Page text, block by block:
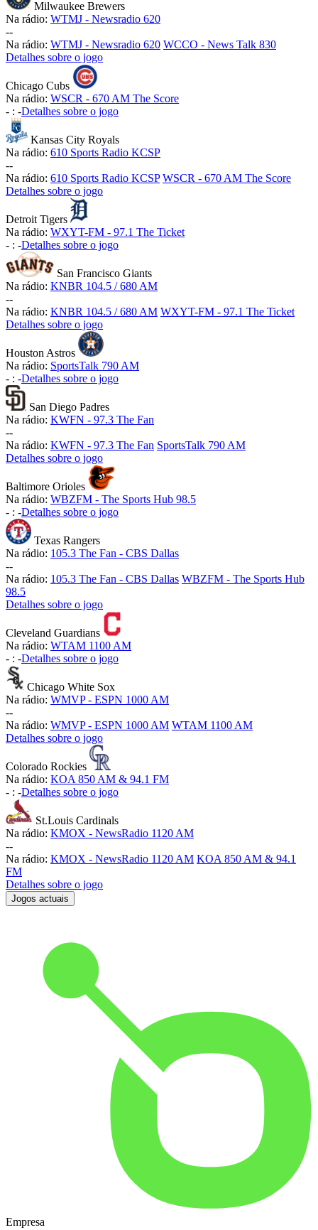
Milwaukee Brewers
Na rádio: WTMJ - Newsradio 620
--
Na rádio: WTMJ - Newsradio 620 WCCO - News Talk 830
Detalhes sobre o jogo
Chicago Cubs
Na rádio: WSCR - 670 AM The Score
- : -Detalhes sobre o jogo
Kansas City Royals
Na rádio: 610 Sports Radio KCSP
--
Na rádio: 610 Sports Radio KCSP WSCR - 670 AM The Score
Detalhes sobre o jogo
Detroit Tigers
Na rádio: WXYT-FM - 97.1 The Ticket
- : -Detalhes sobre o jogo
San Francisco Giants
Na rádio: KNBR 104.5 / 680 AM
--
Na rádio: KNBR 104.5 / 680 AM WXYT-FM - 97.1 The Ticket
Detalhes sobre o jogo
Houston Astros
Na rádio: SportsTalk 790 AM
- : -Detalhes sobre o jogo
San Diego Padres
Na rádio: KWFN - 97.3 The Fan
--
Na rádio: KWFN - 97.3 The Fan SportsTalk 790 AM
Detalhes sobre o jogo
Baltimore Orioles
Na rádio: WBZFM - The Sports Hub 98.5
- : -Detalhes sobre o jogo
Texas Rangers
Na rádio: 105.3 The Fan - CBS Dallas
--
Na rádio: 105.3 The Fan - CBS Dallas WBZFM - The Sports Hub
98.5
Detalhes sobre o jogo
Cleveland Guardians
Na rádio: WTAM 1100 AM
- : -Detalhes sobre o jogo
Chicago White Sox
Na rádio: WMVP - ESPN 1000 AM
--
Na rádio: WMVP - ESPN 1000 AM WTAM 1100 AM
Detalhes sobre o jogo
Colorado Rockies
Na rádio: KOA 850 AM & 94.1 FM
- : -Detalhes sobre o jogo
St.Louis Cardinals
Na rádio: KMOX - NewsRadio 1120 AM
--
Na rádio: KMOX - NewsRadio 1120 AM KOA 850 AM & 94.1
FM
Detalhes sobre o jogo
Jogos actuais
Empresa